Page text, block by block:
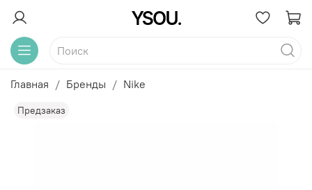
Главная Бренды Nike
Предзаказ